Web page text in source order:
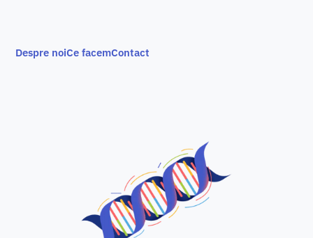
Despre noiCe facemContact